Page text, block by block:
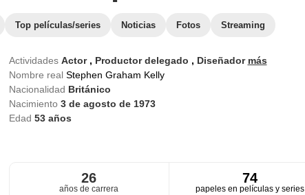
Top películas/series Noticias Fotos Streaming
Actividades Actor , Productor delegado , Diseñador más
Nombre real Stephen Graham Kelly
Nacionalidad Británico
Nacimiento 3 de agosto de 1973
Edad 53años
26
años de carrera
74
papeles en películas y series